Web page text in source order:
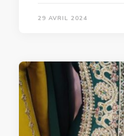
29 AVRIL 2024